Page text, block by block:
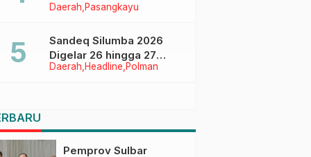
Daerah Pasangkayu
Internal ICS untuk Dukung
di Pasangkayu
Daerah Headline Polman
Sandeq Silumba 2026
Digelar 26 hingga 27
September, Rangkaian
Pemprov Sulbar